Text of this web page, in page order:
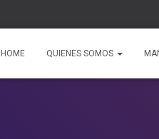
HOME QUIENES SOMOS